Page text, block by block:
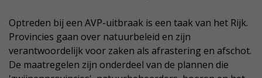
Optreden bij een AVP-uitbraak is een taak van het Rijk.
Provincies gaan over natuurbeleid en zijn
verantwoordelijk voor zaken als afrastering en afschot.
De maatregelen zijn onderdeel van de plannen die